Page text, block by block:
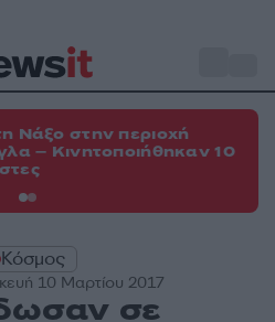
Νάξο στην περιοχή
– Κινητοποιήθηκαν 10
Κόσμος
10 Μαρτίου 2017
σε